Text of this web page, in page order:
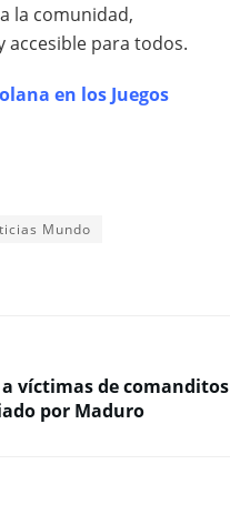
la comunidad,
para todos.
en los Juegos
Mundo
víctimas de comanditos
por Maduro